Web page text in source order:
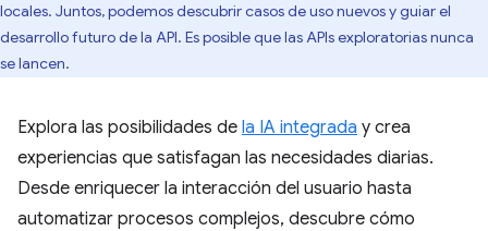
locales. Juntos, podemos descubrir casos de uso nuevos y guiar el
desarrollo futuro de la API. Es posible que las APIs exploratorias nunca
se lancen.
Explora las posibilidades de la IA integrada y crea
experiencias que satisfagan las necesidades diarias.
Desde enriquecer la interacción del usuario hasta
automatizar procesos complejos, descubre cómo